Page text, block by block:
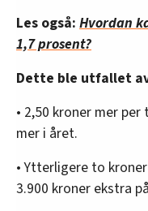
Les også: Hvordan
1,7 prosent?
Dette ble utfallet
• 2,50 kroner mer
mer i året.
• Ytterligere to
3.900 kroner ekstra